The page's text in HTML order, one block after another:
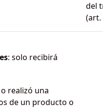
del
(art.
: solo recibirá
realizó una
de un producto o